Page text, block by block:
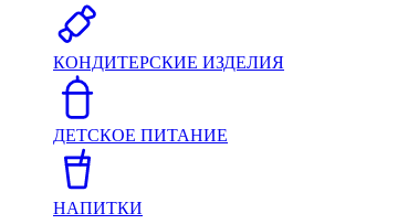
КОНДИТЕРСКИЕ ИЗДЕЛИЯ
ДЕТСКОЕ ПИТАНИЕ
НАПИТКИ